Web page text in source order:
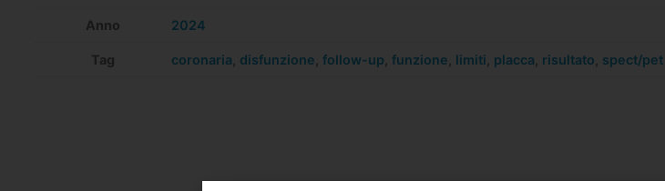
Anno 2024
Tag coronaria disfunzione follow-up funzione limiti placca risultato spect/pet